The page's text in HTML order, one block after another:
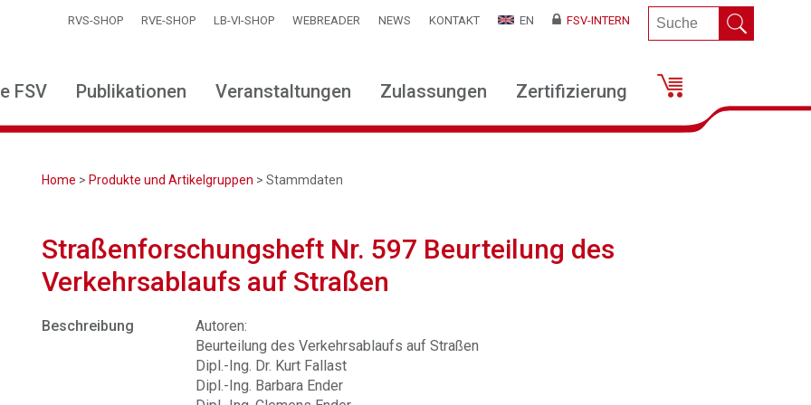
RVS-SHOP RVE-SHOP LB-VI-SHOP WEBREADER NEWS KONTAKT EN FSV-INTERN
FSV Publikationen Veranstaltungen Zulassungen Zertifizierung
Home > Produkte und Artikelgruppen > Stammdaten
Straßenforschungsheft Nr. 597 Beurteilung des
Verkehrsablaufs auf Straßen
Beschreibung
Autoren:
Beurteilung des Verkehrsablaufs auf Straßen
Dipl.-Ing. Dr. Kurt Fallast
Dipl.-Ing. Barbara Ender